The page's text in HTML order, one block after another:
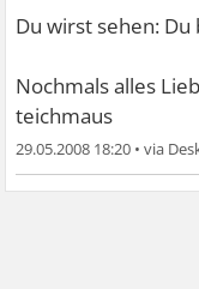
Du wirst sehen:
Nochmals alles
teichmaus
29.05.2008 18:20 •